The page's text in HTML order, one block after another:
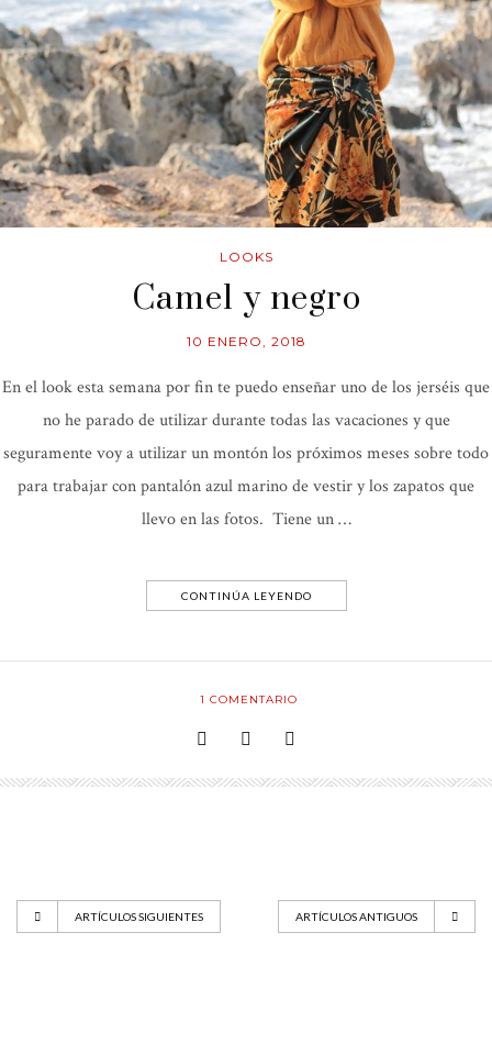
LOOKS
Camel y negro
10 ENERO, 2018
En el look esta semana por fin te puedo enseñar uno de los jerséis que
no he parado de utilizar durante todas las vacaciones y que
seguramente voy a utilizar un montón los próximos meses sobre todo
para trabajar con pantalón azul marino de vestir y los zapatos que
llevo en las fotos. Tiene un …
CONTINÚA LEYENDO
1 COMENTARIO
ARTÍCULOS SIGUIENTES ARTÍCULOS ANTIGUOS